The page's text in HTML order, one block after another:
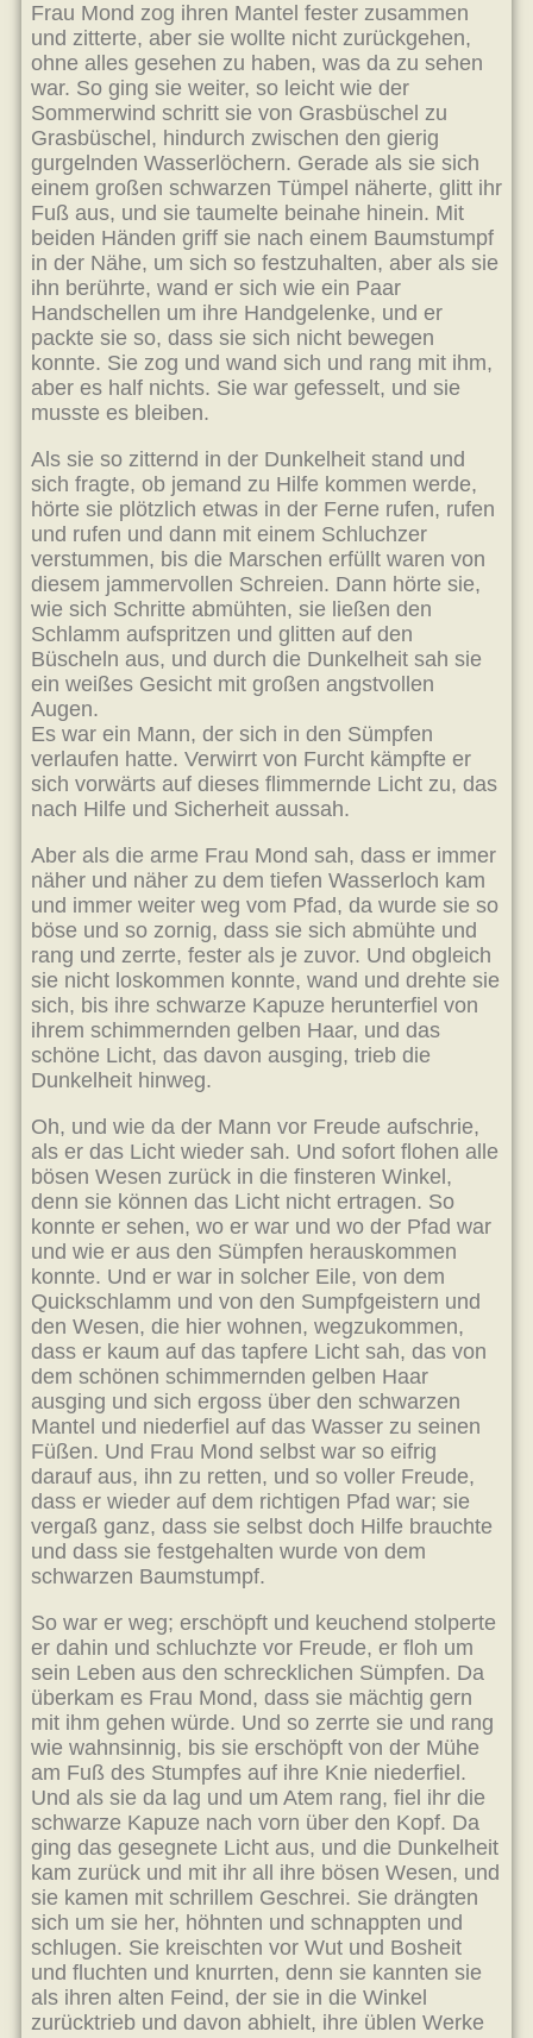
Frau Mond zog ihren Mantel fester zusammen
und zitterte, aber sie wollte nicht zurückgehen,
ohne alles gesehen zu haben, was da zu sehen
war. So ging sie weiter, so leicht wie der
Sommerwind schritt sie von Grasbüschel zu
Grasbüschel, hindurch zwischen den gierig
gurgelnden Wasserlöchern. Gerade als sie sich
einem großen schwarzen Tümpel näherte, glitt ihr
Fuß aus, und sie taumelte beinahe hinein. Mit
beiden Händen griff sie nach einem Baumstumpf
in der Nähe, um sich so festzuhalten, aber als sie
ihn berührte, wand er sich wie ein Paar
Handschellen um ihre Handgelenke, und er
packte sie so, dass sie sich nicht bewegen
konnte. Sie zog und wand sich und rang mit ihm,
aber es half nichts. Sie war gefesselt, und sie
musste es bleiben.
Als sie so zitternd in der Dunkelheit stand und
sich fragte, ob jemand zu Hilfe kommen werde,
hörte sie plötzlich etwas in der Ferne rufen, rufen
und rufen und dann mit einem Schluchzer
verstummen, bis die Marschen erfüllt waren von
diesem jammervollen Schreien. Dann hörte sie,
wie sich Schritte abmühten, sie ließen den
Schlamm aufspritzen und glitten auf den
Büscheln aus, und durch die Dunkelheit sah sie
ein weißes Gesicht mit großen angstvollen
Augen.
Es war ein Mann, der sich in den Sümpfen
verlaufen hatte. Verwirrt von Furcht kämpfte er
sich vorwärts auf dieses flimmernde Licht zu, das
nach Hilfe und Sicherheit aussah.
Aber als die arme Frau Mond sah, dass er immer
näher und näher zu dem tiefen Wasserloch kam
und immer weiter weg vom Pfad, da wurde sie so
böse und so zornig, dass sie sich abmühte und
rang und zerrte, fester als je zuvor. Und obgleich
sie nicht loskommen konnte, wand und drehte sie
sich, bis ihre schwarze Kapuze herunterfiel von
ihrem schimmernden gelben Haar, und das
schöne Licht, das davon ausging, trieb die
Dunkelheit hinweg.
Oh, und wie da der Mann vor Freude aufschrie,
als er das Licht wieder sah. Und sofort flohen alle
bösen Wesen zurück in die finsteren Winkel,
denn sie können das Licht nicht ertragen. So
konnte er sehen, wo er war und wo der Pfad war
und wie er aus den Sümpfen herauskommen
konnte. Und er war in solcher Eile, von dem
Quickschlamm und von den Sumpfgeistern und
den Wesen, die hier wohnen, wegzukommen,
dass er kaum auf das tapfere Licht sah, das von
dem schönen schimmernden gelben Haar
ausging und sich ergoss über den schwarzen
Mantel und niederfiel auf das Wasser zu seinen
Füßen. Und Frau Mond selbst war so eifrig
darauf aus, ihn zu retten, und so voller Freude,
dass er wieder auf dem richtigen Pfad war; sie
vergaß ganz, dass sie selbst doch Hilfe brauchte
und dass sie festgehalten wurde von dem
schwarzen Baumstumpf.
So war er weg; erschöpft und keuchend stolperte
er dahin und schluchzte vor Freude, er floh um
sein Leben aus den schrecklichen Sümpfen. Da
überkam es Frau Mond, dass sie mächtig gern
mit ihm gehen würde. Und so zerrte sie und rang
wie wahnsinnig, bis sie erschöpft von der Mühe
am Fuß des Stumpfes auf ihre Knie niederfiel.
Und als sie da lag und um Atem rang, fiel ihr die
schwarze Kapuze nach vorn über den Kopf. Da
ging das gesegnete Licht aus, und die Dunkelheit
kam zurück und mit ihr all ihre bösen Wesen, und
sie kamen mit schrillem Geschrei. Sie drängten
sich um sie her, höhnten und schnappten und
schlugen. Sie kreischten vor Wut und Bosheit
und fluchten und knurrten, denn sie kannten sie
als ihren alten Feind, der sie in die Winkel
zurücktrieb und davon abhielt, ihre üblen Werke